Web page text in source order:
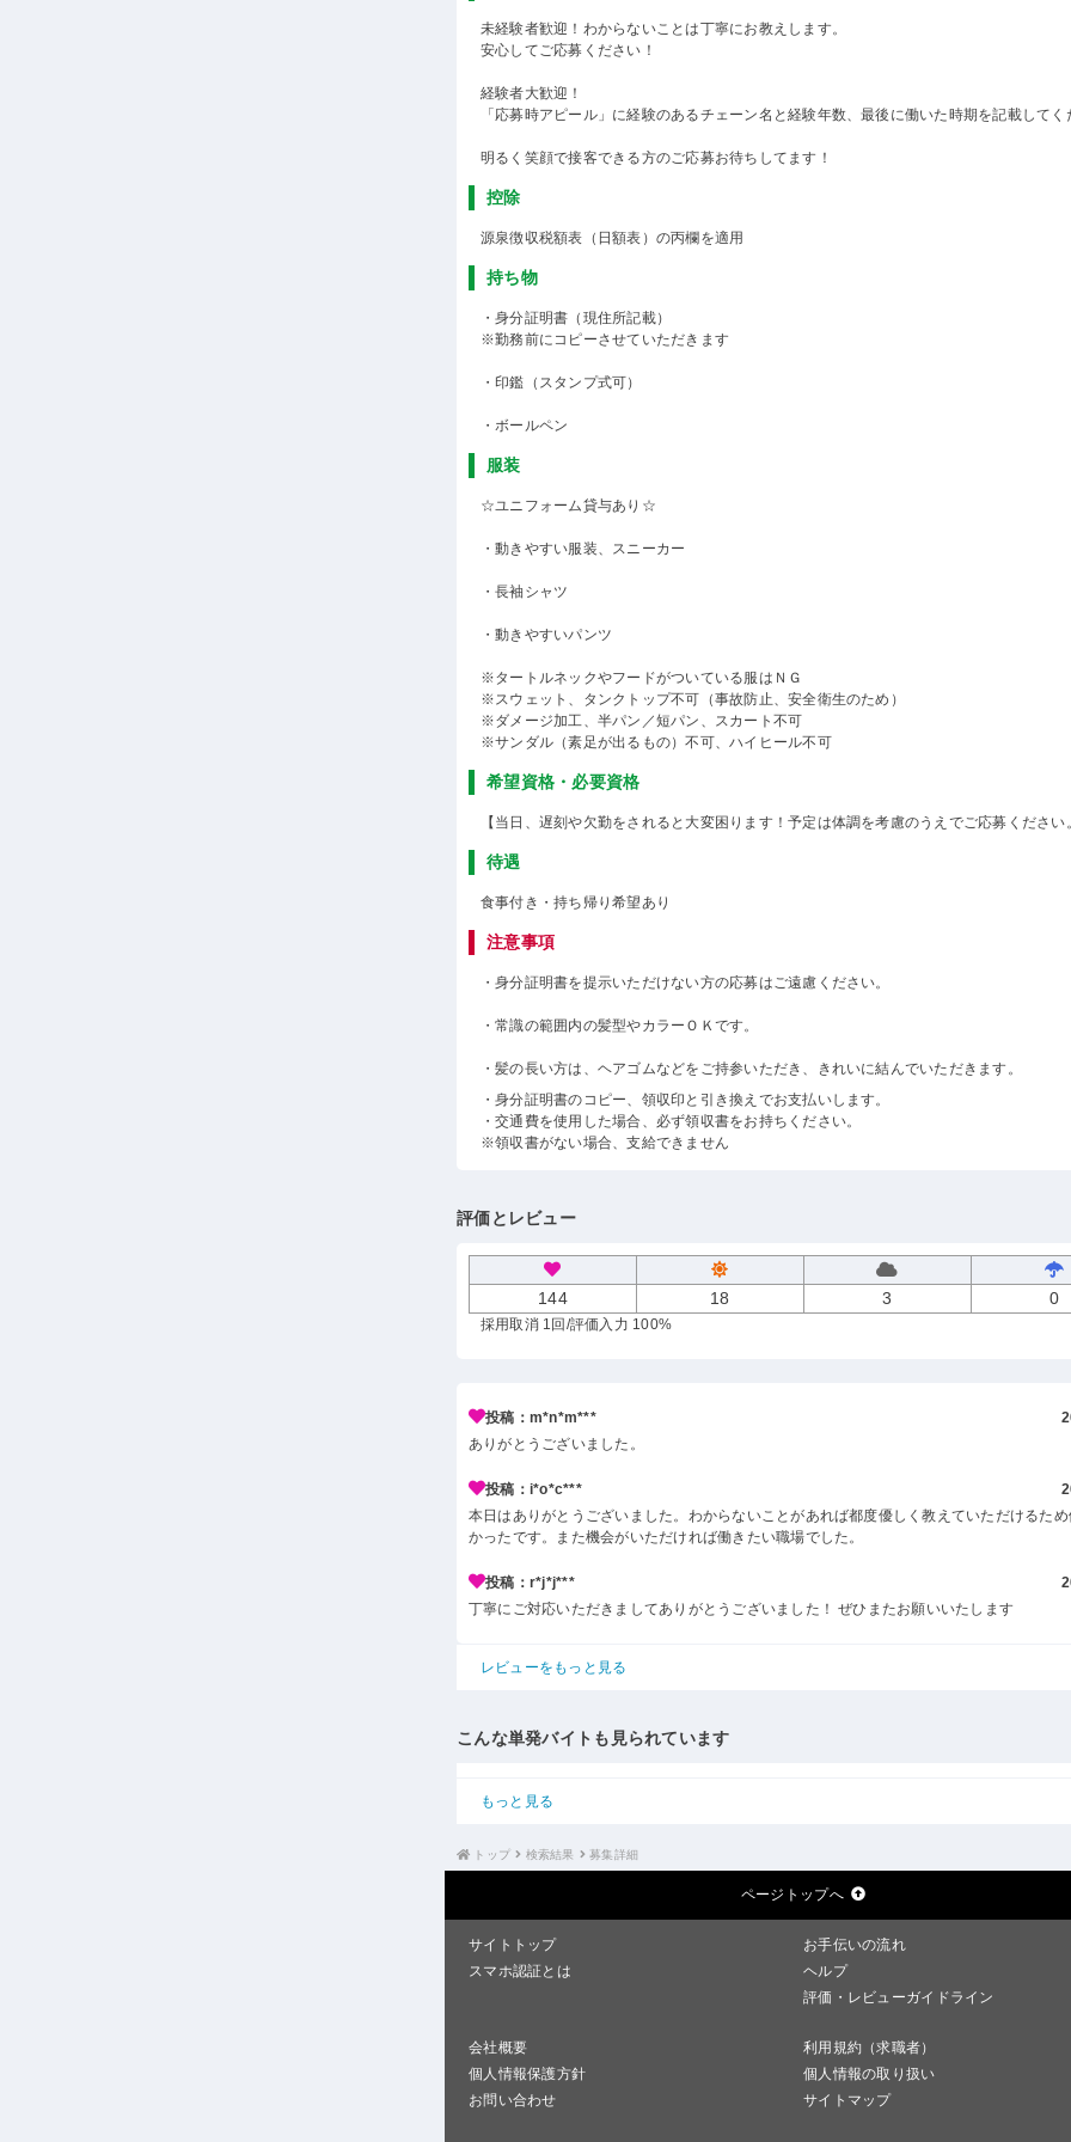
未経験者歓迎！わからないことは丁寧にお教えします。
安心してご応募ください！
経験者大歓迎！
「応募時アピール」に経験のあるチェーン名と経験年数、最後に働いた時期を記載してく
明るく笑顔で接客できる方のご応募お待ちしてます！
控除
源泉徴収税額表（日額表）の丙欄を適用
持ち物
・身分証明書（現住所記載）
※勤務前にコピーさせていただきます
・印鑑（スタンプ式可）
・ボールペン
服装
☆ユニフォーム貸与あり☆
・動きやすい服装、スニーカー
・長袖シャツ
・動きやすいパンツ
※タートルネックやフードがついている服はＮＧ
※スウェット、タンクトップ不可（事故防止、安全衛生のため）
※ダメージ加工、半パン／短パン、スカート不可
※サンダル（素足が出るもの）不可、ハイヒール不可
希望資格・必要資格
【当日、遅刻や欠勤をされると大変困ります！予定は体調を考慮のうえでご応募ください
待遇
食事付き・持ち帰り希望あり
注意事項
・身分証明書を提示いただけない方の応募はご遠慮ください。
・常識の範囲内の髪型やカラーＯＫです。
・髪の長い方は、ヘアゴムなどをご持参いただき、きれいに結んでいただきます。
・身分証明書のコピー、領収印と引き換えでお支払いします。
・交通費を使用した場合、必ず領収書をお持ちください。
※領収書がない場合、支給できません
評価とレビュー
144 18 3 0
採用取消 1回 /評価入力 100%
投稿：m*n*m***
ありがとうございました。
投稿：i*o*c***
本日はありがとうございました。わからないことがあれば都度優しく教えていただけるた
かったです。また機会がいただければ働きたい職場でした。
投稿：r*j*j***
丁寧にご対応いただきましてありがとうございました！ ぜひまたお願いいたします
レビューをもっと見る
こんな単発バイトも見られています
もっと見る
トップ 検索結果 募集詳細
ページトップへ
サイトトップ
お手伝いの流れ
スマホ認証とは
ヘルプ
評価・レビューガイドライン
会社概要
利用規約（求職者）
個人情報保護方針
個人情報の取り扱い
お問い合わせ
サイトマップ